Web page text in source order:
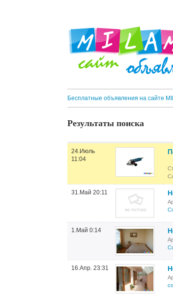
Бесплатные объявления на сайте
Результаты поиска
24.Июль
11:04
31.Май 20:11
1.Май 0:14
16.Апр. 23:31